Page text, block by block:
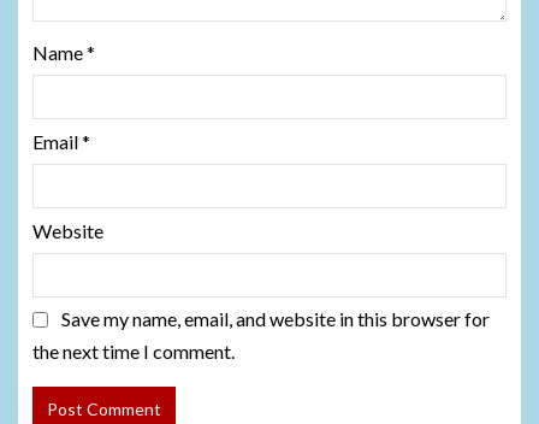
Name*
Email*
Website
Save my name, email, and website in this browser for
the next time I comment.